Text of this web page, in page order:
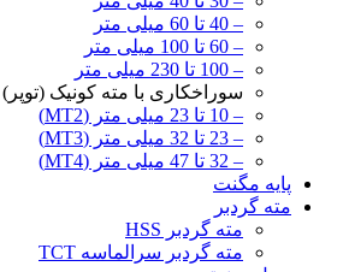
– 40 تا 60 میلی متر
– 60 تا 100 میلی متر
– 100 تا 230 میلی متر
سوراخکاری با مته کونیک (توپر)
– 10 تا 23 میلی متر (MT2)
– 23 تا 32 میلی متر (MT3)
– 32 تا 47 میلی متر (MT4)
پایه مگنت
مته گردبر
مته گردبر HSS
مته گردبر سرالماسه TCT